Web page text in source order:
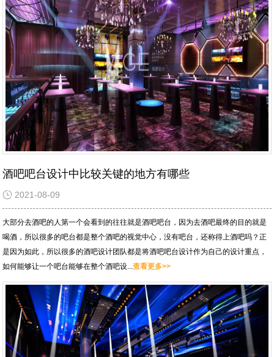
酒吧吧台设计中比较关键的地方有哪些
2021-08-09
大部分去酒吧的人第一个会看到的往往就是酒吧吧台，因为去酒吧最终的目的就是
喝酒，所以很多的吧台都是整个酒吧的视觉中心，没有吧台，还称得上酒吧吗？正
是因为如此，所以很多的酒吧设计团队都是将酒吧吧台设计作为自己的设计重点，
如何能够让一个吧台能够在整个酒吧设...查看更多>>